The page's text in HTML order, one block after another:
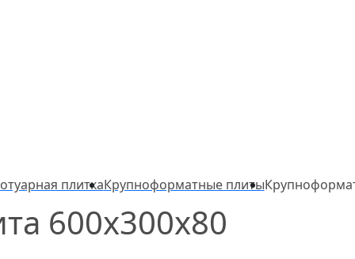
плиткаКрупноформатные плиты
600х300х80